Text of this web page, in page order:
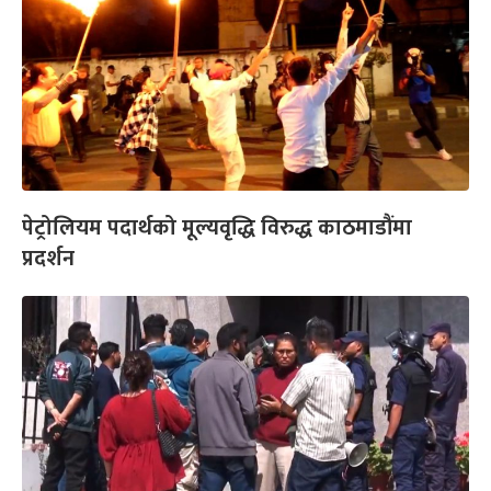
पेट्रोलियम पदार्थको मूल्यवृद्धि विरुद्ध काठमाडौंमा
प्रदर्शन